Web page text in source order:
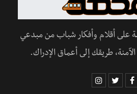
على أقلام وأفكار شباب من مبدعي
طريقك إلى أعماق الإدراك.